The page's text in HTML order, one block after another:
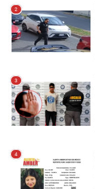
2
3
4